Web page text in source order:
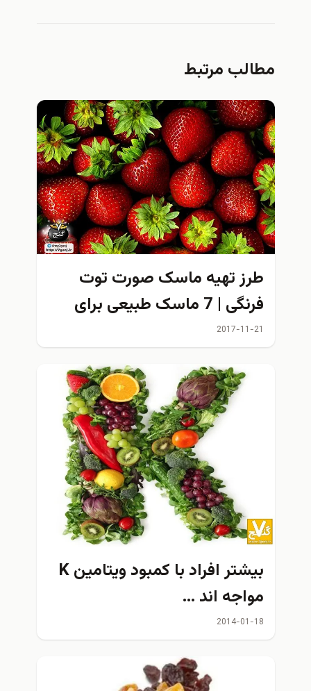
مطالب مرتبط
طرز تهیه ماسک صورت توت
فرنگی | 7 ماسک طبیعی برای
روشن شدن پوست و درمان
2017-11-21
بيشتر افراد با کمبود ویتامین K
مواجه اند …
2014-01-18